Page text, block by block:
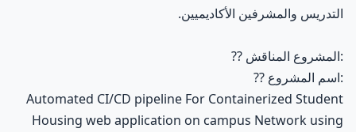
التدريس والمشرفين الأكاديميين.
??
المشروع المناقش:
??
اسم المشروع:
Automated CI/CD pipeline For Containerized Student
Housing web application on campus Network using